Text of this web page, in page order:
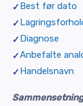
Best før dato
Diagnose
Anbefalte
Handelsnavn